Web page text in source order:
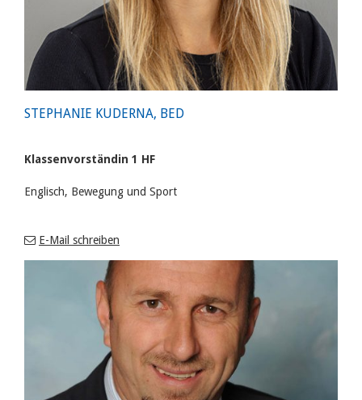
STEPHANIE KUDERNA, BED
Klassenvorständin 1 HF
Englisch, Bewegung und Sport
E-Mail schreiben